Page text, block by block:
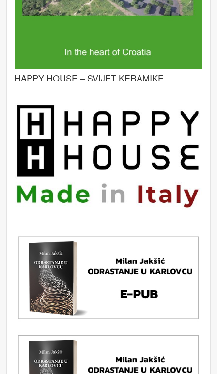
HAPPY HOUSE – SVIJET KERAMIKE